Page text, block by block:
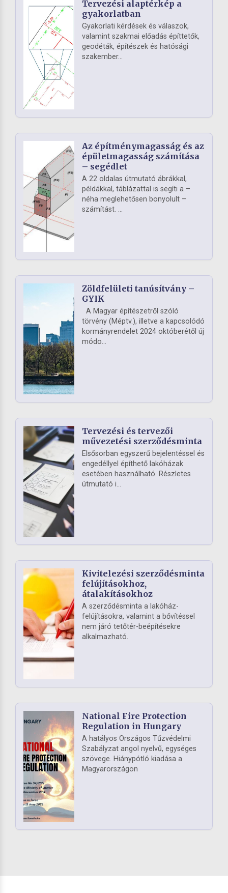
Tervezési alaptérkép a
gyakorlatban
Gyakorlati kérdések és válaszok,
valamint szakmai előadás építtetők,
geodéták, építészek és hatósági
szakember...
Az építménymagasság és az
épületmagasság számítása
– segédlet
A 22 oldalas útmutató ábrákkal,
példákkal, táblázattal is segíti a –
néha meglehetősen bonyolult –
számítást. ...
Zöldfelületi tanúsítvány –
GYIK
A Magyar építészetről szóló
törvény (Méptv.), illetve a kapcsolódó
kormányrendelet 2024 októberétől új
módo...
Tervezési és tervezői
művezetési szerződésminta
Elsősorban egyszerű bejelentéssel és
engedéllyel építhető lakóházak
esetében használható. Részletes
útmutató i...
Kivitelezési szerződésminta
felújításokhoz,
átalakításokhoz
A szerződésminta a lakóház-
felújításokra, valamint a bővítéssel
nem járó tetőtér-beépítésekre
alkalmazható.
National Fire Protection
Regulation in Hungary
A hatályos Országos Tűzvédelmi
Szabályzat angol nyelvű, egységes
szövege. Hiánypótló kiadása a
Magyarországon